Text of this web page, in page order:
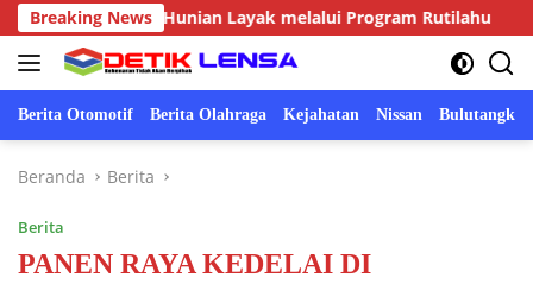
Langsung
ke
konten
Breaking News
Hunian Layak melalui Program Rutilahu
Berita Otomotif Berita Olahraga Kejahatan Nissan Bulutangkis
Beranda Berita
Berita
PANEN RAYA KEDELAI DI